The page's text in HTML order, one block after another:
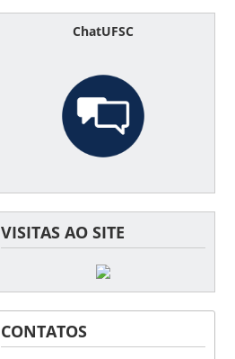
ChatUFSC
VISITAS AO SITE
CONTATOS